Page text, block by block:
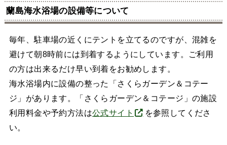
蘭島海水浴場の設備等について
毎年、駐車場の近くにテントを立てるのですが、混雑を
避けて朝8時前には到着するようにしています。ご利用
の方は出来るだけ早い到着をお勧めします。
海水浴場内に設備の整った「さくらガーデン＆コテー
ジ」があります。「さくらガーデン＆コテージ」の施設
利用料金や予約方法は公式サイト
を参照してくださ
い。